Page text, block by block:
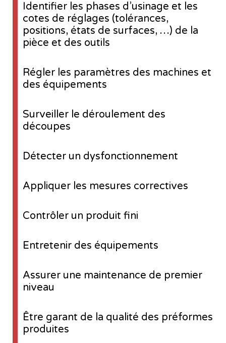
Identifier les phases d’usinage et les
cotes de réglages (tolérances,
positions, états de surfaces, …) de la
pièce et des outils
Régler les paramètres des machines et
des équipements
Surveiller le déroulement des
découpes
Détecter un dysfonctionnement
Appliquer les mesures correctives
Contrôler un produit fini
Entretenir des équipements
Assurer une maintenance de premier
niveau
Être garant de la qualité des préformes
produites